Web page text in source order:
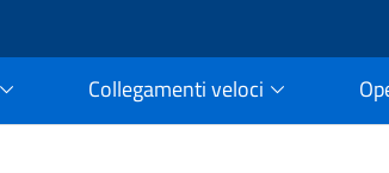
Collegamenti veloci